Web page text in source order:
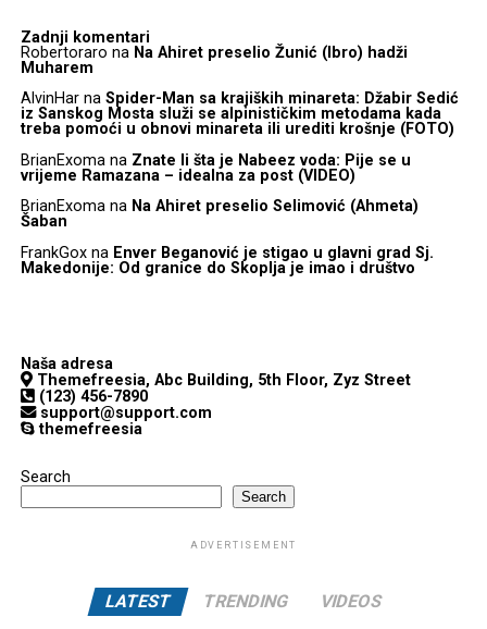
Zadnji komentari
Robertoraro na Na Ahiret preselio Žunić (Ibro) hadži
Muharem
AlvinHarna Spider-Man sa krajiških minareta: Džabir Sedić
iz Sanskog Mosta služi se alpinističkim metodama kada
treba pomoći u obnovi minareta ili urediti krošnje (FOTO)
BrianExomana Znate li šta je Nabeez voda: Pije se u
vrijeme Ramazana – idealna za post (VIDEO)
BrianExomana Na Ahiret preselio Selimović (Ahmeta)
Šaban
FrankGoxna Enver Beganović je stigao u glavni grad Sj.
Makedonije: Od granice do Skoplja je imao i društvo
Naša adresa
Themefreesia, Abc Building, 5th Floor, Zyz Street
(123) 456-7890
support@support.com
themefreesia
Search
Search
ADVERTISEMENT
LATEST TRENDING VIDEOS